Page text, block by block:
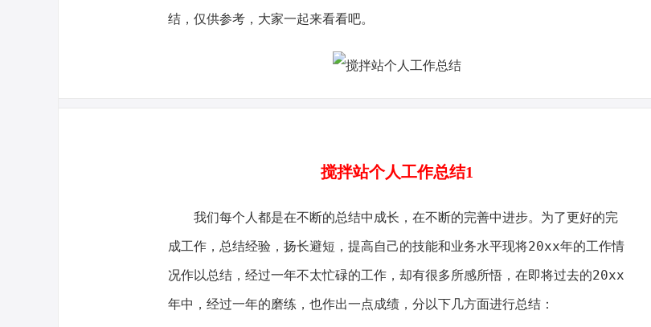
结，仅供参考，大家一起来看看吧。
搅拌站个人工作总结1
我们每个人都是在不断的总结中成长，在不断的完善中进步。为了更好的完
成工作，总结经验，扬长避短，提高自己的技能和业务水平现将20xx年的工作情
况作以总结，经过一年不太忙碌的工作，却有很多所感所悟，在即将过去的20xx
年中，经过一年的磨练，也作出一点成绩，分以下几方面进行总结：